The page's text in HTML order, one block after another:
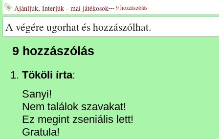
Ajánljuk, Interjúk - mai játékosok---9 hozzászólás
A végére ugorhat és hozzászólhat.
9 hozzászólás
Tököli írta:
Sanyi!
Nem találok szavakat!
Ez megint zseniális lett!
Gratula!